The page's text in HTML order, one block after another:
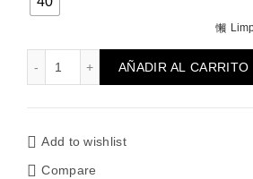
Traje de flamenca Negro y
AÑADIR AL CARRITO
Add to wishlist
Compare